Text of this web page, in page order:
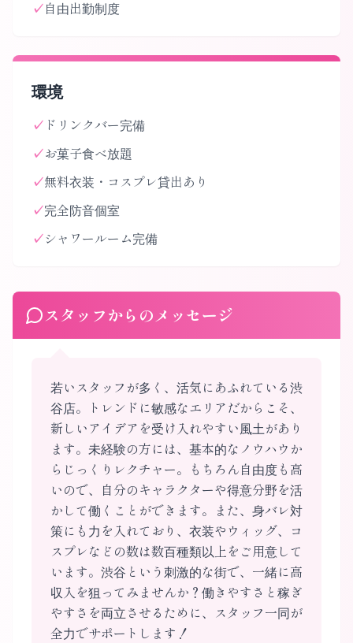
✓自由出勤制度
環境
✓ ドリンクバー完備
✓お菓子食べ放題
✓無料衣装・コスプレ貸出あり
✓完全防音個室
✓シャワールーム完備
スタッフからのメッセージ
若いスタッフが多く、活気にあふれている渋
谷店。トレンドに敏感なエリアだからこそ、
新しいアイデアを受け入れやすい風土があり
ます。未経験の方には、基本的なノウハウか
らじっくりレクチャー。もちろん自由度も高
いので、自分のキャラクターや得意分野を活
かして働くことができます。また、身バレ対
策にも力を入れており、衣装やウィッグ、コ
スプレなどの数は数百種類以上をご用意して
います。渋谷という刺激的な街で、一緒に高
収入を狙ってみませんか？働きやすさと稼ぎ
やすさを両立させるために、スタッフ一同が
全力でサポートします！